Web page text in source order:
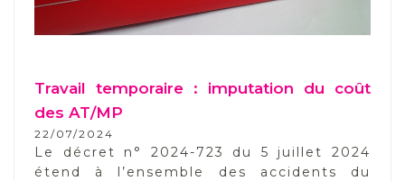
Travail temporaire : imputation du coût
des AT/MP
22/07/2024
Le décret n° 2024-723 du 5 juillet 2024
étend à l’ensemble des accidents du